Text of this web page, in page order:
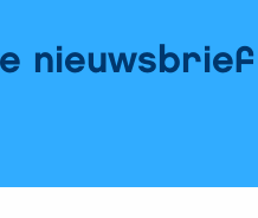
nieuwsbrief